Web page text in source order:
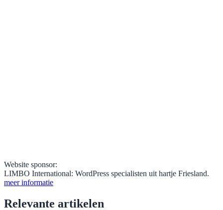
Website sponsor:
LIMBO International: WordPress specialisten uit hartje Friesland.
meer informatie
Relevante artikelen